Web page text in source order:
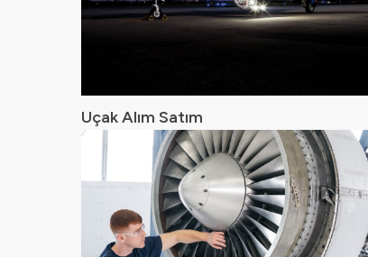
Uçak Alım Satım